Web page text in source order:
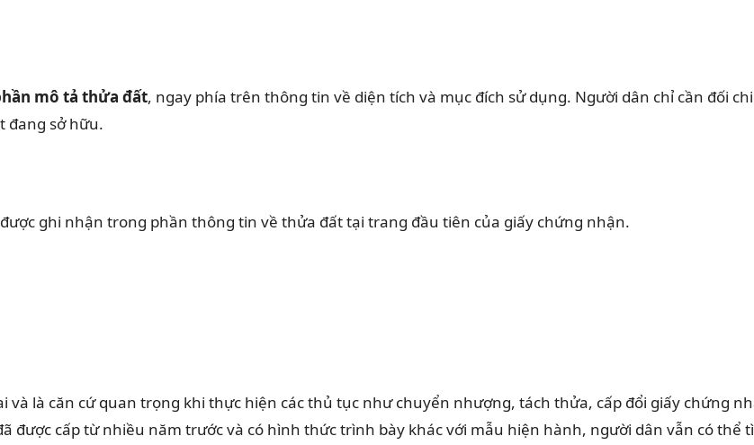
mô tả thửa đất, ngay phía trên thông tin về diện tích và mục đích sử dụng. Người dân chỉ cần đối
đang sở hữu.
ghi nhận trong phần thông tin về thửa đất tại trang đầu tiên của giấy chứng nhận.
và là căn cứ quan trọng khi thực hiện các thủ tục như chuyển nhượng, tách thửa, cấp đổi giấy chứng
được cấp từ nhiều năm trước và có hình thức trình bày khác với mẫu hiện hành, người dân vẫn có thể